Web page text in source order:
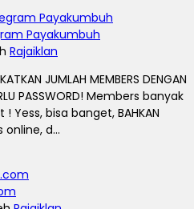
Payakumbuh
Rajaiklan
JUMLAH MEMBERS DENGAN
PASSWORD! Members banyak
bisa banget, BAHKAN
online, d...